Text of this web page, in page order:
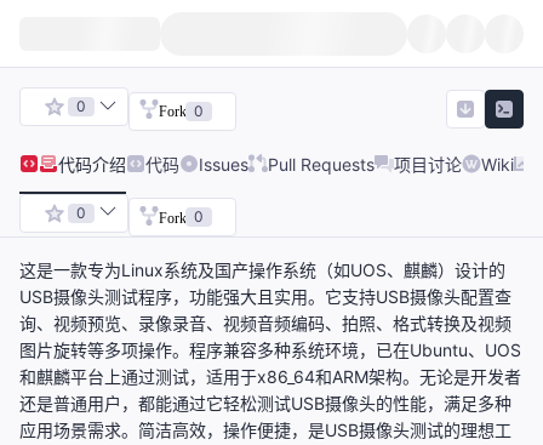
0 Fork 0
代码介绍 代码 Issues Pull Requests 项目讨论 Wiki
0 Fork 0
这是一款专为Linux系统及国产操作系统（如UOS、麒麟）设计的
USB摄像头测试程序，功能强大且实用。它支持USB摄像头配置查
询、视频预览、录像录音、视频音频编码、拍照、格式转换及视频
图片旋转等多项操作。程序兼容多种系统环境，已在Ubuntu、UOS
和麒麟平台上通过测试，适用于x86_64和ARM架构。无论是开发者
还是普通用户，都能通过它轻松测试USB摄像头的性能，满足多种
应用场景需求。简洁高效，操作便捷，是USB摄像头测试的理想工